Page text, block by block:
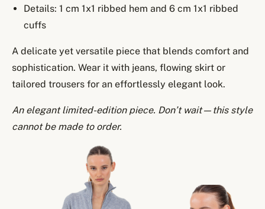
Details: 1 cm 1x1 ribbed hem and 6 cm 1x1 ribbed
cuffs
A delicate yet versatile piece that blends comfort and
sophistication. Wear it with jeans, flowing skirt or
tailored trousers for an effortlessly elegant look.
An elegant limited-edition piece. Don’t wait—this style
cannot be made to order.